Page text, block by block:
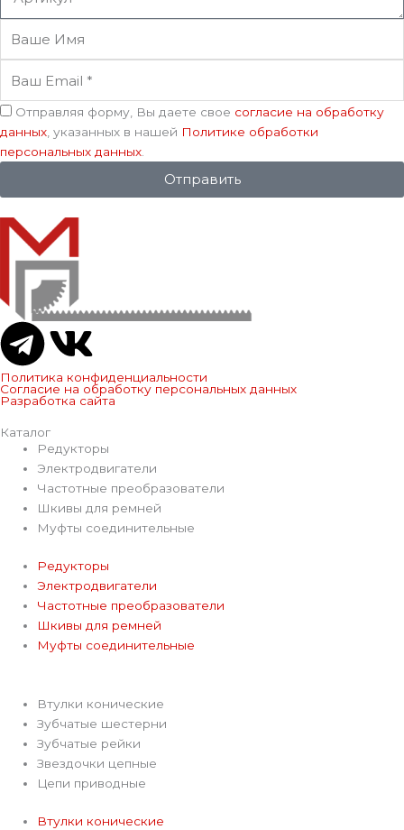
Имя
Email
Соглашение
Отправляя форму, Вы даете свое согласие на обработку
данных , указанных в нашей Политике обработки
персональных данных
Отправить
T
e
l
e
g
r
a
m
V
k
Политика конфиденциальности
Согласие на обработку персональных данных
Разработка сайта
Каталог
Редукторы
Электродвигатели
Частотные преобразователи
Шкивы для ремней
Муфты соединительные
Редукторы
Электродвигатели
Частотные преобразователи
Шкивы для ремней
Муфты соединительные
Втулки конические
Зубчатые шестерни
Зубчатые рейки
Звездочки цепные
Цепи приводные
Втулки конические